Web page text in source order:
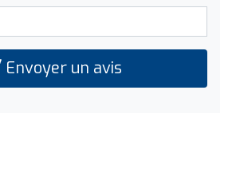
Envoyer un avis